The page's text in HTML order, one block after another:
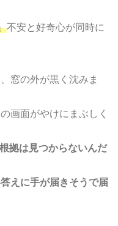
不安と好奇心が同時に
窓の外が黒く沈みま
画面がやけにまぶしく
拠は見つからないんだ
えに手が届きそうで届